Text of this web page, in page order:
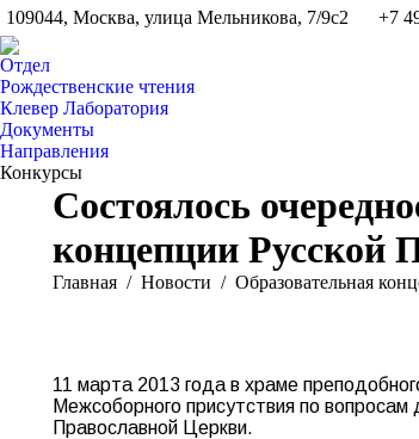
109044, Москва, улица Мельникова, 7/9с2 +7
Отдел
Рождественские чтения
Клевер Лаборатория
Документы
Направления
Конкурсы
Состоялось
концепции Русской
Вы здесь:
Главная Новости Образовательная
11 марта 2013 года в храме
Межсоборного присутствия по вопросам
Православной Церкви.